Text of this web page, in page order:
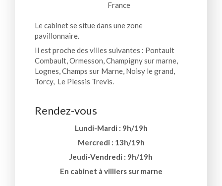
France
Le cabinet se situe dans une zone
pavillonnaire.
Il est proche des villes suivantes : Pontault
Combault, Ormesson, Champigny sur marne,
Lognes, Champs sur Marne, Noisy le grand,
Torcy, Le Plessis Trevis.
Rendez-vous
Lundi-Mardi : 9h/19h
Mercredi : 13h/19h
Jeudi-Vendredi : 9h/19h
En cabinet à villiers sur marne